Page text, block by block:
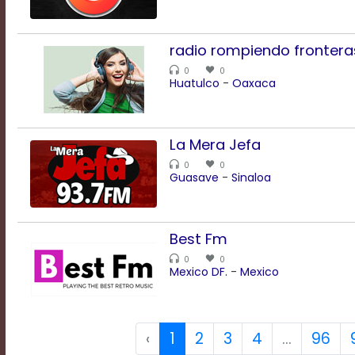
Family
Defaults
Done
radio rompiendo
0 0
Huatulco - Oaxaca
La Mera Jefa
0 0
Guasave - Sinaloa
Best Fm
0 0
Mexico DF. - Mexico
‹ 1 2 3 4 ... 96